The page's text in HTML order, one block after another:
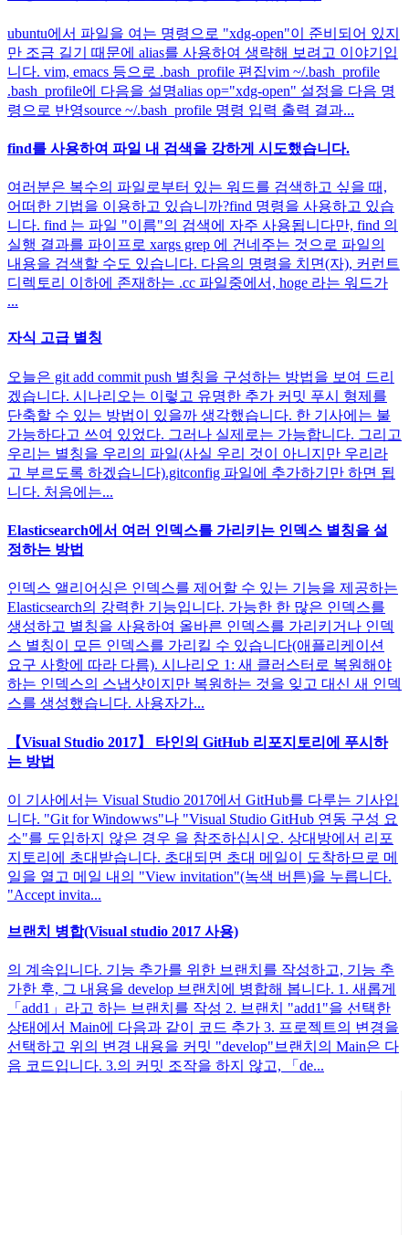
ubuntu에서 파일을 여는 명령으로 "xdg-open"이 준비되어 있지
만 조금 길기 때문에 alias를 사용하여 생략해 보려고 이야기입
니다. vim, emacs 등으로 .bash_profile 편집vim ~/.bash_profile
.bash_profile에 다음을 설명alias op="xdg-open" 설정을 다음 명
령으로 반영source ~/.bash_profile 명령 입력 출력 결과...
find를 사용하여 파일 내 검색을 강하게 시도했습니다.
여러분은 복수의 파일로부터 있는 워드를 검색하고 싶을 때,
어떠한 기법을 이용하고 있습니까?find 명령을 사용하고 있습
니다. find 는 파일 "이름"의 검색에 자주 사용됩니다만, find 의
실행 결과를 파이프로 xargs grep 에 건네주는 것으로 파일의
내용을 검색할 수도 있습니다. 다음의 명령을 치면(자), 커런트
디렉토리 이하에 존재하는 .cc 파일중에서, hoge 라는 워드가
...
자식 고급 별칭
오늘은 git add commit push 별칭을 구성하는 방법을 보여 드리
겠습니다. 시나리오는 이렇고 유명한 추가 커밋 푸시 형제를
단축할 수 있는 방법이 있을까 생각했습니다. 한 기사에는 불
가능하다고 쓰여 있었다. 그러나 실제로는 가능합니다. 그리고
우리는 별칭을 우리의 파일(사실 우리 것이 아니지만 우리라
고 부르도록 하겠습니다).gitconfig 파일에 추가하기만 하면 됩
니다. 처음에는...
Elasticsearch에서 여러 인덱스를 가리키는 인덱스 별칭을 설
정하는 방법
인덱스 앨리어싱은 인덱스를 제어할 수 있는 기능을 제공하는
Elasticsearch의 강력한 기능입니다. 가능한 한 많은 인덱스를
생성하고 별칭을 사용하여 올바른 인덱스를 가리키거나 인덱
스 별칭이 모든 인덱스를 가리킬 수 있습니다(애플리케이션
요구 사항에 따라 다름). 시나리오 1: 새 클러스터로 복원해야
하는 인덱스의 스냅샷이지만 복원하는 것을 잊고 대신 새 인덱
스를 생성했습니다. 사용자가...
【Visual Studio 2017】 타인의 GitHub 리포지토리에 푸시하
는 방법
이 기사에서는 Visual Studio 2017에서 GitHub를 다루는 기사입
니다. "Git for Windowws"나 "Visual Studio GitHub 연동 구성 요
소"를 도입하지 않은 경우 을 참조하십시오. 상대방에서 리포
지토리에 초대받습니다. 초대되면 초대 메일이 도착하므로 메
일을 열고 메일 내의 "View invitation"(녹색 버튼)을 누릅니다.
"Accept invita...
브랜치 병합(Visual studio 2017 사용)
의 계속입니다. 기능 추가를 위한 브랜치를 작성하고, 기능 추
가한 후, 그 내용을 develop 브랜치에 병합해 봅니다. 1. 새롭게
「add1」라고 하는 브랜치를 작성 2. 브랜치 "add1"을 선택한
상태에서 Main에 다음과 같이 코드 추가 3. 프로젝트의 변경을
선택하고 위의 변경 내용을 커밋 "develop"브랜치의 Main은 다
음 코드입니다. 3.의 커밋 조작을 하지 않고, 「de...